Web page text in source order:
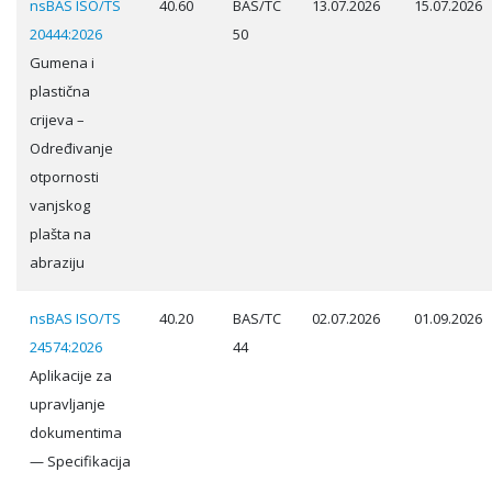
nsBAS ISO/TS
20444:2026
Gumena i
plastična
crijeva –
Određivanje
otpornosti
vanjskog
plašta na
abraziju
40.60
BAS/TC
50
13.07.2026 15.07.2026
nsBAS ISO/TS
24574:2026
Aplikacije za
upravljanje
dokumentima
— Specifikacija
40.20
BAS/TC
44
02.07.2026 01.09.2026